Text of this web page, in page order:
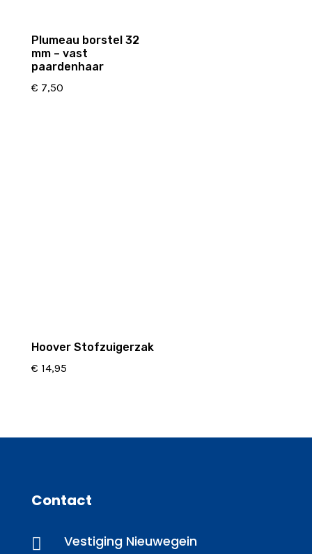
Plumeau borstel 32
mm – vast
paardenhaar
€ 7,50
Hoover Stofzuigerzak
€ 14,95
Contact
 Vestiging Nieuwegein